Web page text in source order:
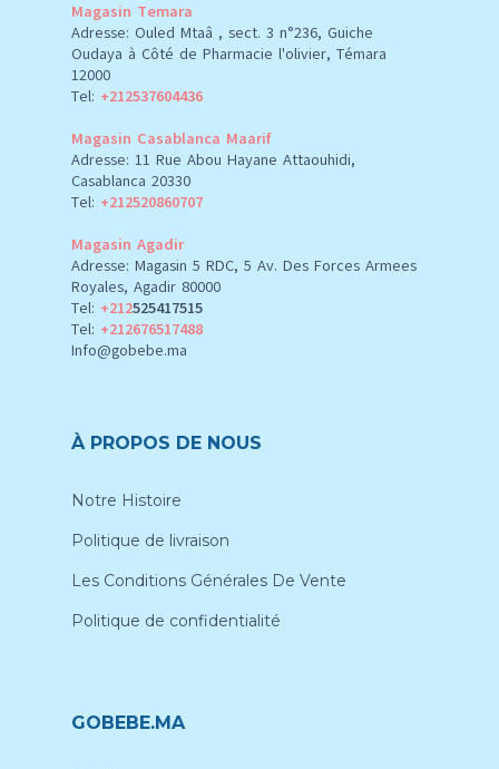
Magasin Temara
Adresse: Ouled Mtaâ , sect. 3 n°236, Guiche
Oudaya à Côté de Pharmacie l'olivier, Témara
12000
Tel: +212537604436
Magasin Casablanca Maarif
Adresse: 11 Rue Abou Hayane Attaouhidi,
Casablanca 20330
Tel: +212520860707
Magasin Agadir
Adresse: Magasin 5 RDC, 5 Av. Des Forces Armees
Royales, Agadir 80000
Tel: +212525417515
Tel: +212676517488
Info@gobebe.ma
À PROPOS DE NOUS
Notre Histoire
Politique de livraison
Les Conditions Générales De Vente
Politique de confidentialité
GOBEBE.MA